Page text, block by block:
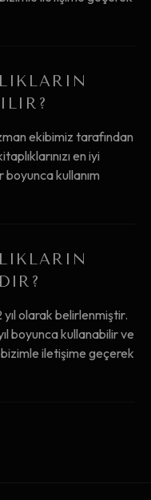
ekibimiz tarafından
en iyi
kullanım
olarak belirlenmiştir.
boyunca kullanabilir ve
bizimle iletişime geçerek